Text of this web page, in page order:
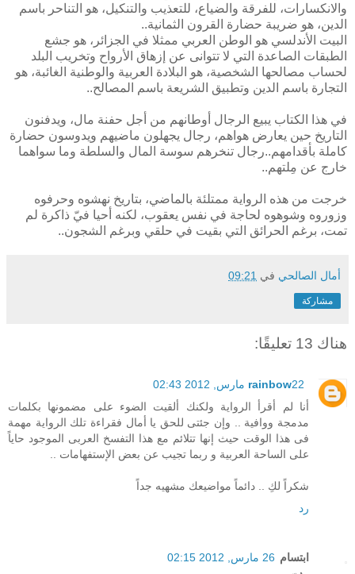
والانكسارات، للفرقة والضياع، للتعذيب والتنكيل، هو التناحر باسم
الدين، هو ضريبة حضارة القرون الثمانية..
البيت الأندلسي هو الوطن العربي ممثلا في الجزائر، هو جشع
الطبقات الصاعدة التي لا تتوانى عن إزهاق الأرواح وتخريب البلد
لحساب مصالحها الشخصية، هو البلادة العربية والوطنية الغائبة، هو
التجارة باسم الدين وتطبيق الشريعة باسم المصالح..
في هذا الكتاب يبيع الرجال أوطانهم من أجل حفنة مال، ويدفنون
التاريخ حين يعارض هواهم، رجال يجهلون ماضيهم ويدوسون حضارة
كاملة بأقدامهم..رجال تنخرهم سوسة المال والسلطة وما سواهما
خارج عن مِلتهم..
خرجت من هذه الرواية ممتلئة بالماضي، بتاريخ نهشوه وحرفوه
وزوروه وشوهوه لحاجة في نفس يعقوب، لكنه أحيا فيّ ذاكرة لم
تمت، برغم الحرائق التي بقيت في حلقي وبرغم الشجون..
أمال الصالحي في 09:21
مشاركة
هناك 13 تعليقًا:
rainbow22 مارس, 2012 02:43
أنا لم أقرأ الرواية ولكنك ألقيت الضوء على مضمونها بكلمات
مدمجة ووافية .. وإن جئتى للحق يا أمال فقراءة تلك الرواية مهمة
فى هذا الوقت حيث إنها تتلائم مع هذا التفسخ العربى الموجود حاياً
على الساحة العربية و ربما تجيب عن بعض الإستفهامات ..
شكراً لكِ .. دائماً مواضيعك مشهيه جداً
رد
ابتسام 26 مارس, 2012 02:15